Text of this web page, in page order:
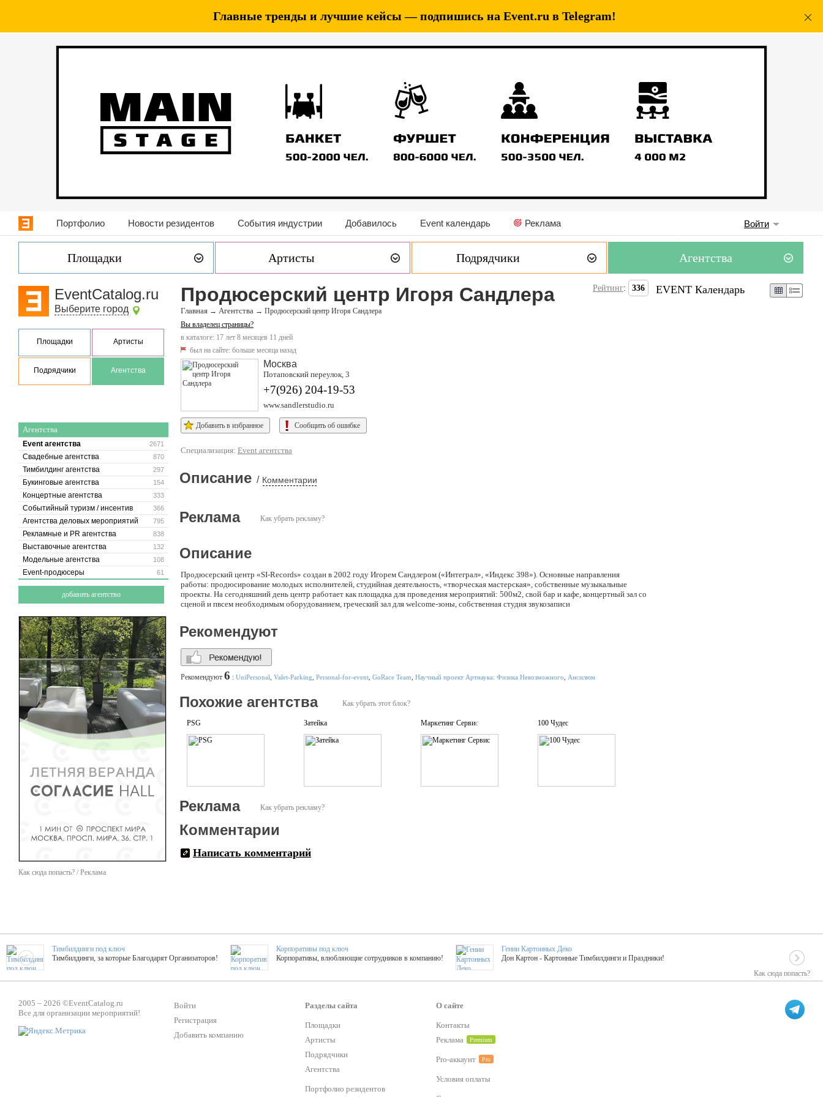
Главные тренды и лучшие кейсы — подпишись на Event.ru в Telegram!
Портфолио Новости резидентов События индустрии Добавилось Event календарь Реклама Войти
Площадки Артисты Подрядчики Агентства
EventCatalog.ru
Выберите город
Площадки Артисты
Подрядчики Агентства
Агентства
2671
Event агентства
870
Свадебные агентства
297
Тимбилдинг агентства
154
Букинговые агентства
333
Концертные агентства
366
Событийный туризм / инсентив
795
Агентства деловых мероприятий
838
Рекламные и PR агентства
132
Выставочные агентства
108
Модельные агентства
61
Event-продюсеры
добавить агентство
Как сюда попасть? / Реклама
Продюсерский центр Игоря Сандлера
Главная → Агентства → Продюсерский центр Игоря Сандлера
Вы владелец страницы?
в каталоге: 17 лет 8 месяцев 11 дней
был на сайте: больше месяца назад
Рейтинг: 336
Москва
Потаповский переулок, 3
+7(926) 204-19-53
www.sandlerstudio.ru
Добавить в избранное Сообщить об ошибке
Специализация: Event агентства
Описание / Комментарии
Как убрать рекламу?
Реклама
Описание
Продюсерский центр «SI-Records» создан в 2002 году Игорем Сандлером («Интеграл», «Индекс 398»). Основные направления
работы: продюсирование молодых исполнителей, студийная деятельность, «творческая мастерская», собственные музыкальные
проекты. На сегодняшний день центр работает как площадка для проведения мероприятий: 500м2, свой бар и кафе, концертный зал со
сценой и пвсем необходимым оборудованием, греческий зал для welcome-зоны, собственная студия звукозаписи
Рекомендуют
Рекомендуют 6 : UniPersonal Valet-Parking Personal-for-event GoRace Team Научный проект Артнаука: Физика Невозможного Ансилюм
Как убрать этот блок?
Похожие агентства
PSG Затейка Маркетинг Сервис 100 Чудес
Как убрать рекламу?
Реклама
Комментарии
Написать комментарий
EVENT Календарь
Как сюда попасть?
Тимбилдинги под ключ
Тимбилдинги, за которые Благодарят Организаторов!
Корпоративы под ключ
Корпоративы, влюбляющие сотрудников в компанию!
Гении Картонных Деко
Дон Картон - Картонные Тимбилдинги и Праздники!
ТОПовые мастер-классы на мероприятие! Гибкие цены!
Более 420 мастер-классов на выезде на мероприятие!
Мастер-классы
ТОП 25 активностей! Смета за 15 минут!
Букинг компания №1
2005 – 2026 ©EventCatalog.ru
Все для организации мероприятий!
Войти
Регистрация
Добавить компанию
Разделы сайта
Площадки
Артисты
Подрядчики
Агентства
Портфолио резидентов
О сайте
Контакты
Реклама
Premium
Pro-аккаунт Pro
Условия оплаты